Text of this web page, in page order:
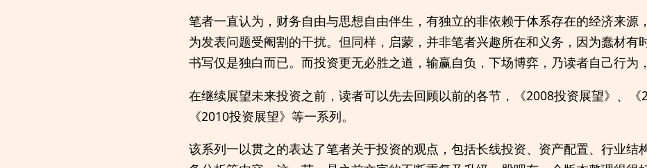
笔者一直认为，财务自由与思想自由伴生，有独立的非依赖于体系存在的经济来源
为发表问题受阉割的干扰。但同样，启蒙，并非笔者兴趣所在和义务，因为蠢材有
书写仅是独白而已。而投资更无必胜之道，输赢自负，下场博弈，乃读者自己行为
在继续展望未来投资之前，读者可以先去回顾以前的各节，《2008投资展望》、《
《2010投资展望》等一系列。
该系列一以贯之的表达了笔者关于投资的观点，包括长线投资、资产配置、行业结